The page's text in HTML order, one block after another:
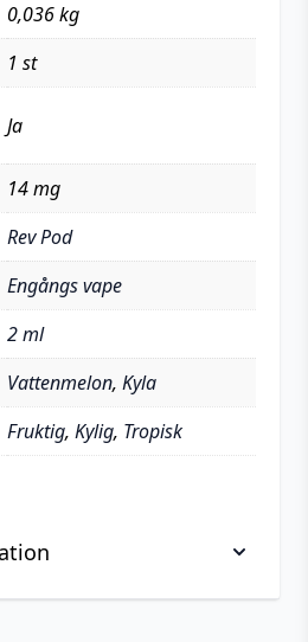
0,036 kg
1 st
Ja
14 mg
Rev Pod
Engångs vape
2 ml
Vattenmelon, Kyla
Fruktig, Kylig, Tropisk